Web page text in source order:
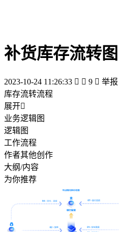
补货库存流转图
2023-10-24 11:26:33   9  举报
库存流转流程
展开
业务逻辑图
逻辑图
工作流程
作者其他创作
大纲/内容
为你推荐